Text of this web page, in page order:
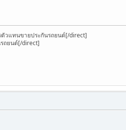
วแทนขายประกันรถยนต์[/direct]
ถยนต์[/direct]